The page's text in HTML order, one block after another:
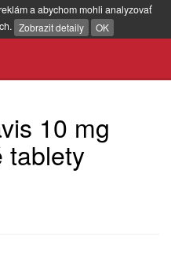
a abychom mohli analyzovať
Zobrazit detaily OK
10 mg
tablety